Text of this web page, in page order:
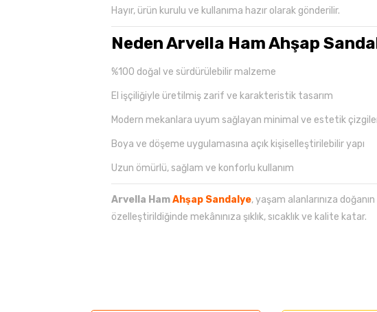
Hayır, ürün kurulu ve kullanıma hazır olarak gönderilir.
Neden Arvella Ham Ahşap
%100 doğal ve sürdürülebilir malzeme
El işçiliğiyle üretilmiş zarif ve karakteristik tasarım
Modern mekanlara uyum sağlayan minimal ve estetik
Boya ve döşeme uygulamasına açık kişiselleştirilebilir yapı
Uzun ömürlü, sağlam ve konforlu kullanım
Arvella HamAhşap Sandalye, yaşam alanlarınıza
özelleştirildiğinde mekânınıza şıklık, sıcaklık ve kalite katar.